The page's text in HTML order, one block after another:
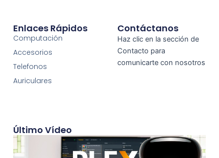
Enlaces Rápidos
Computación
Accesorios
Telefonos
Auriculares
Contáctanos
Haz clic en la sección de
Contacto para
comunicarte con nosotros
Último Vídeo